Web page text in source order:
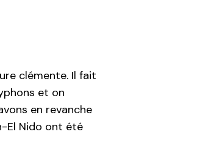
clémente. Il fait
et on
en revanche
El Nido ont été